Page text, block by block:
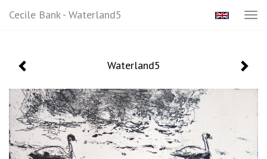
Cecile Bank - Waterland5
Waterland5